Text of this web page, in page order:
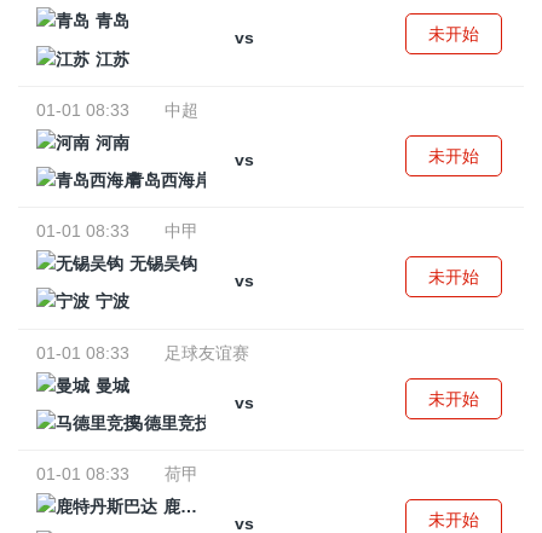
青岛
vs
江苏
未开始
01-01 08:33
中超
河南
vs
青岛西海岸
未开始
01-01 08:33
中甲
无锡吴钩
vs
宁波
未开始
01-01 08:33
足球友谊赛
曼城
vs
马德里竞技
未开始
01-01 08:33
荷甲
鹿特丹斯巴达
vs
未开始